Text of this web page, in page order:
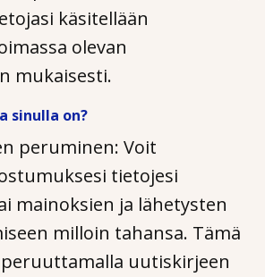
käsitellään
olevan
mukaisesti.
sinulla on?
peruminen: Voit
tietojesi
mainoksien ja lähetysten
milloin tahansa. Tämä
uutiskirjeen